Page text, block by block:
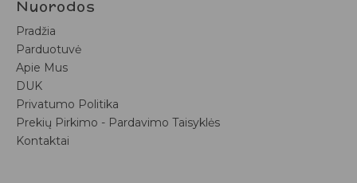
Nuorodos
Pradžia
Parduotuvė
Apie Mus
DUK
Privatumo Politika
Prekių Pirkimo - Pardavimo Taisyklės
Kontaktai